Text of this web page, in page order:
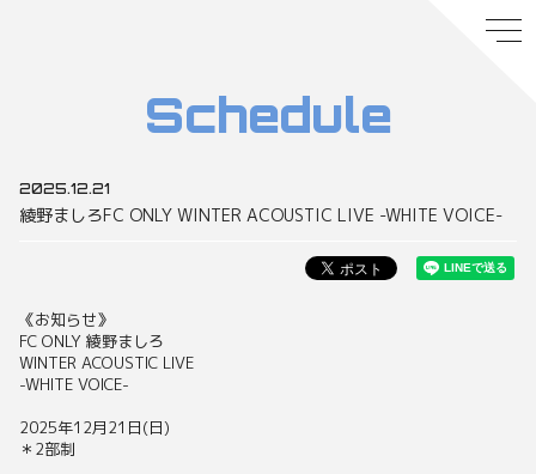
Schedule
2025.12.21
綾野ましろFC ONLY WINTER ACOUSTIC LIVE -WHITE VOICE-
《お知らせ》
FC ONLY 綾野ましろ
WINTER ACOUSTIC LIVE
-WHITE VOICE-
2025年12月21日(日)
＊2部制